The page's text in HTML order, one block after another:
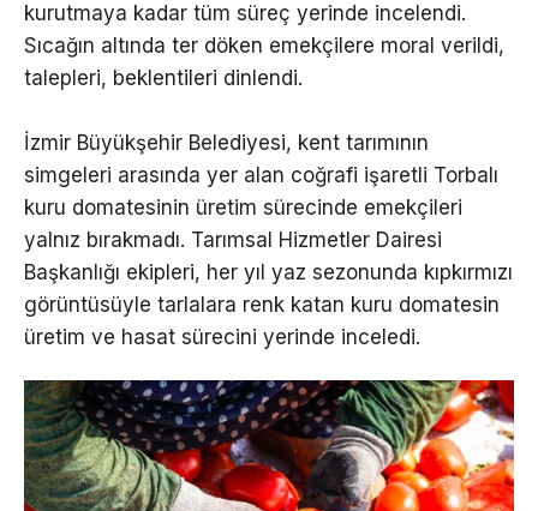
kurutmaya kadar tüm süreç yerinde incelendi.
Sıcağın altında ter döken emekçilere moral verildi,
talepleri, beklentileri dinlendi.
İzmir Büyükşehir Belediyesi, kent tarımının
simgeleri arasında yer alan coğrafi işaretli Torbalı
kuru domatesinin üretim sürecinde emekçileri
yalnız bırakmadı. Tarımsal Hizmetler Dairesi
Başkanlığı ekipleri, her yıl yaz sezonunda kıpkırmızı
görüntüsüyle tarlalara renk katan kuru domatesin
üretim ve hasat sürecini yerinde inceledi.